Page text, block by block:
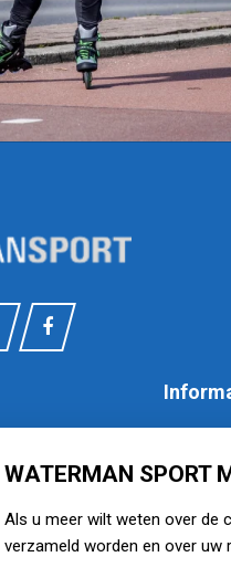
WATERMAN SPORT
Als u meer wilt weten over de
verzameld worden en over uw